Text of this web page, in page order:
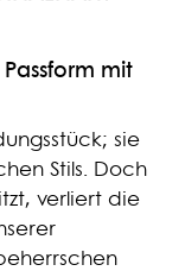
mit
sie
Stils. Doch
verliert die